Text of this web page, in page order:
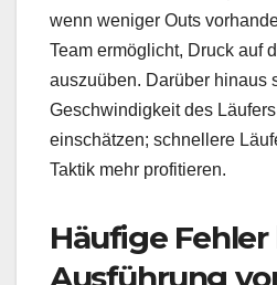
wenn weniger Outs
Team ermöglicht, Druck auf
auszuüben. Darüber hinaus
Geschwindigkeit des
einschätzen; schnellere
Taktik mehr profitieren.
Häufige Fehler